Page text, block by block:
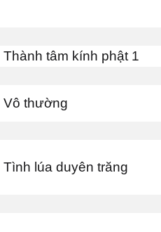
Thành tâm kính phật 1
Vô thường
Tình lúa duyên trăng